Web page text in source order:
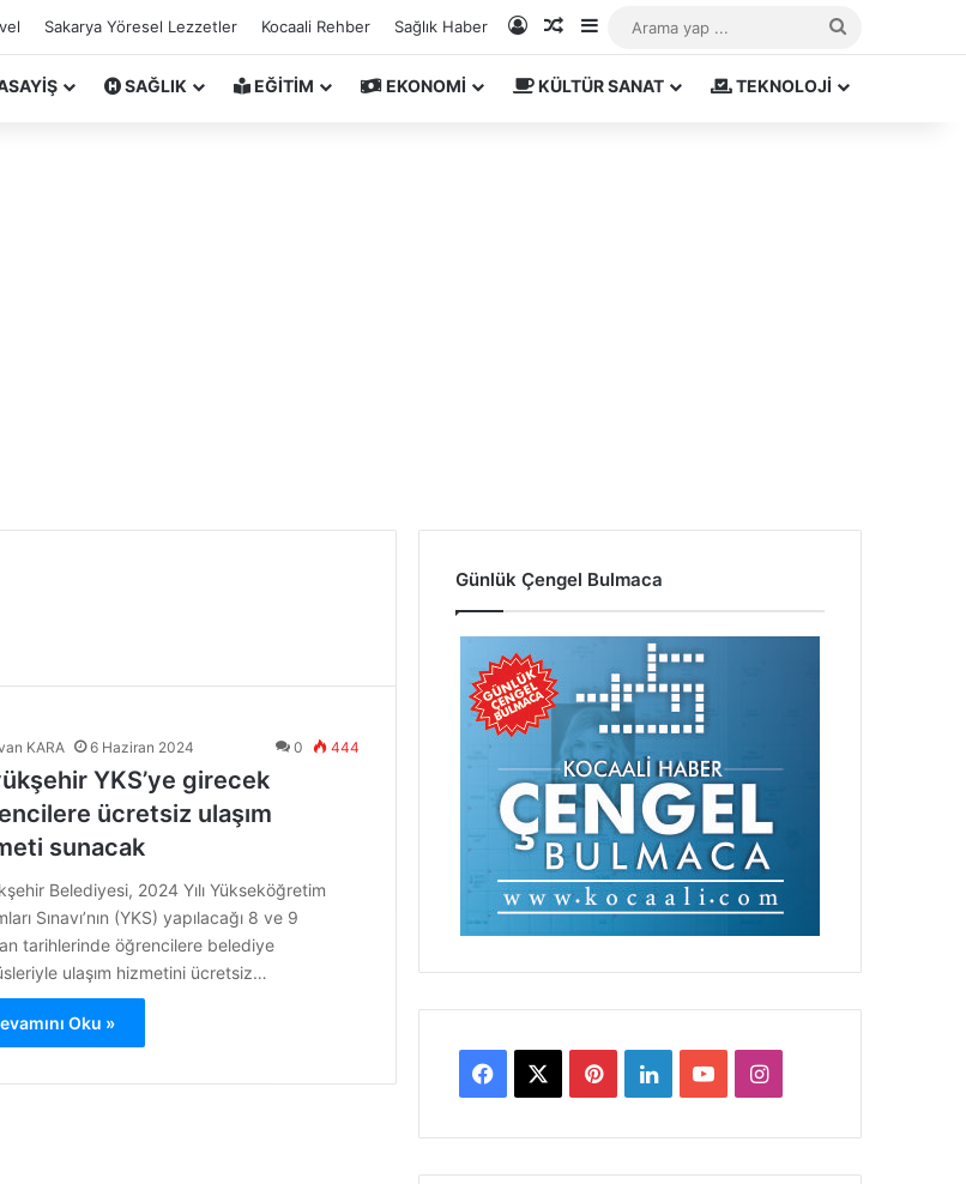
Sakarya Yöresel Lezzetler Kocaali Rehber Sağlık Haber Kayıt OlRastgele Makale
Kenar Bölmesi
SAĞLIK EĞİTİM EKONOMİ KÜLTÜR SANAT TEKNOLOJİ
KARA 6 Haziran 2024 0 444
YKS’ye girecek
ücretsiz ulaşım
sunacak
Belediyesi, 2024 Yılı Yükseköğretim
Sınavı’nın (YKS) yapılacağı 8 ve 9
tarihlerinde öğrencilere belediye
ulaşım hizmetini ücretsiz…
Oku »
Günlük Çengel Bulmaca
Facebook PinterestLinkedInYouTubeInstagram